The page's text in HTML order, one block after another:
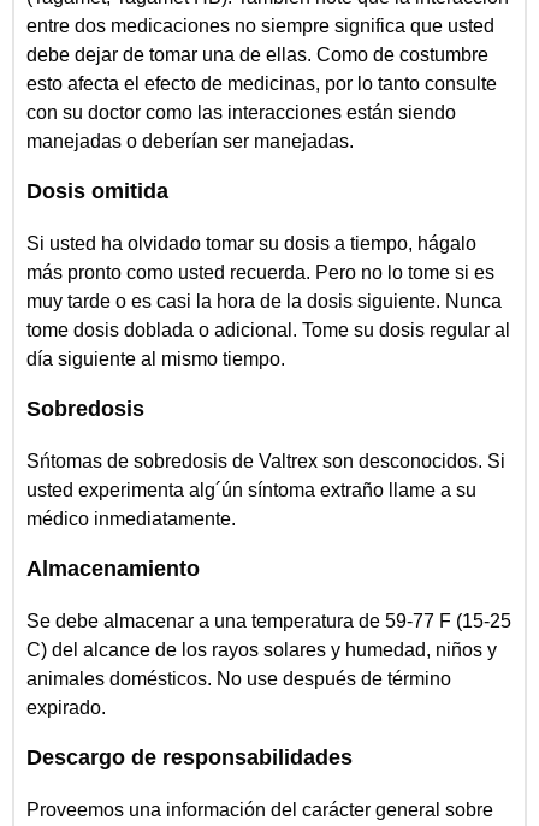
entre dos medicaciones no siempre significa que usted
debe dejar de tomar una de ellas. Como de costumbre
esto afecta el efecto de medicinas, por lo tanto consulte
con su doctor como las interacciones están siendo
manejadas o deberían ser manejadas.
Dosis omitida
Si usted ha olvidado tomar su dosis a tiempo, hágalo
más pronto como usted recuerda. Pero no lo tome si es
muy tarde o es casi la hora de la dosis siguiente. Nunca
tome dosis doblada o adicional. Tome su dosis regular al
día siguiente al mismo tiempo.
Sobredosis
Sńtomas de sobredosis de Valtrex son desconocidos. Si
usted experimenta alg´ún síntoma extraño llame a su
médico inmediatamente.
Almacenamiento
Se debe almacenar a una temperatura de 59-77 F (15-25
C) del alcance de los rayos solares y humedad, niños y
animales domésticos. No use después de término
expirado.
Descargo de responsabilidades
Proveemos una información del carácter general sobre